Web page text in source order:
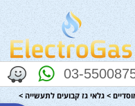
03-
> גלאי גז קבועים לתעשייה >